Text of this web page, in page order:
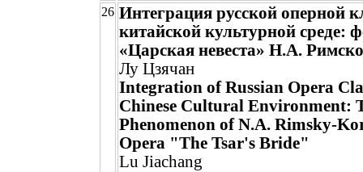
26 Интеграция русской оперной
китайской культурной среде:
«Царская невеста» Н.А.
Лу Цзячан
Integration of Russian Opera
Chinese Cultural Environment:
Phenomenon of N.A. Rimsky-
Opera "The Tsar's Bride"
Lu Jiachang